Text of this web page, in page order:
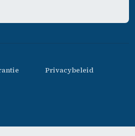
Privacybeleid